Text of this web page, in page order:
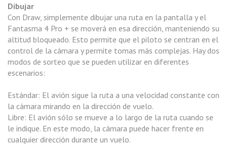
Dibujar
Con Draw, simplemente dibujar una ruta en la pantalla y el
Fantasma 4 Pro + se moverá en esa dirección, manteniendo su
altitud bloqueado. Esto permite que el piloto se centran en el
control de la cámara y permite tomas más complejas. Hay dos
modos de sorteo que se pueden utilizar en diferentes
escenarios:
Estándar: El avión sigue la ruta a una velocidad constante con
la cámara mirando en la dirección de vuelo.
Libre: El avión sólo se mueve a lo largo de la ruta cuando se
le indique. En este modo, la cámara puede hacer frente en
cualquier dirección durante un vuelo.